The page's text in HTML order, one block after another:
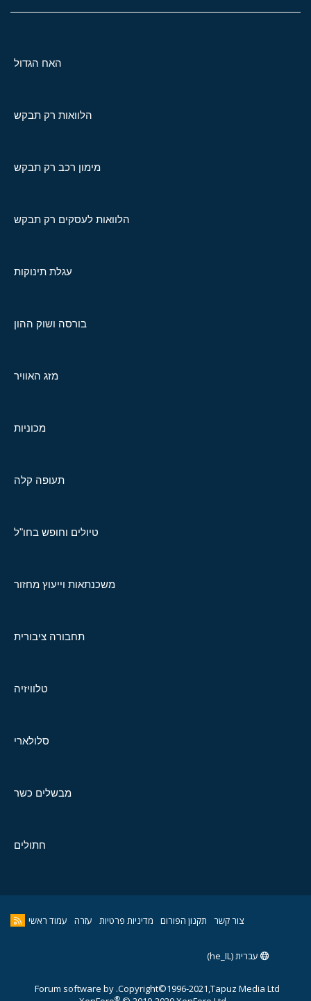
האח הגדול
הלוואות רק תבקש
מימון רכב רק תבקש
הלוואות לעסקים רק תבקש
עגלת תינוקות
בורסה ושוק ההון
מזג האוויר
מכוניות
תעופה קלה
טיולים וחופש בחו"ל
משכנתאות וייעוץ מחזור
תחבורה ציבורית
טלוויזיה
סלולארי
מבשלים כשר
חתולים
צור קשר תקנון הפורום מדיניות פרטיות עזרה עמוד ראשי
עברית (he_IL)
Copyright©1996-2021,Tapuz Media Ltd.
Forum software by
®